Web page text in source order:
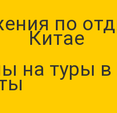
по
Китае
на туры в